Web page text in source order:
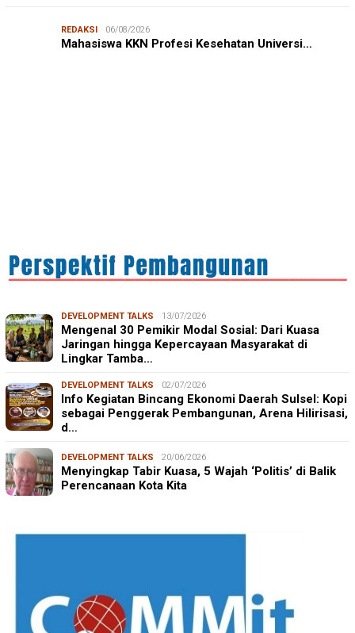
REDAKSI 06/08/2026
Mahasiswa KKN Profesi Kesehatan Universi…
JURNALISME WARGA 06/08/2026
Mahasiswa KKN-T Unhas Edukasi Warga Desa Buae
DEVELOPMENT TALKS 13/07/2026
Mengenal 30 Pemikir Modal Sosial: Dari Kuasa
Jaringan hingga Kepercayaan Masyarakat di
Lingkar Tamba…
DEVELOPMENT TALKS 02/07/2026
Info Kegiatan Bincang Ekonomi Daerah Sulsel: Kopi
sebagai Penggerak Pembangunan, Arena Hilirisasi,
d…
DEVELOPMENT TALKS 20/06/2026
Menyingkap Tabir Kuasa, 5 Wajah ‘Politis’ di Balik
Perencanaan Kota Kita